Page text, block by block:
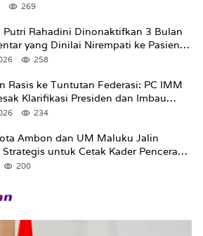
269
Putri Rahadini Dinonaktifkan 3 Bulan
yang Dinilai Nirempati ke Pasien
258
Rasis ke Tuntutan Federasi: PC IMM
Klarifikasi Presiden dan Imbau
Bendera Merah Putih Di
234
Ambon dan UM Maluku Jalin
Strategis untuk Cetak Kader Pencerah
Peradaban dari Kampus”
200